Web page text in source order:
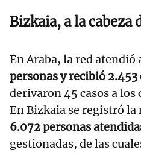
Bizkaia, a la cabeza
En Araba, la red atendió
personas y recibió
derivaron 45 casos a los
En Bizkaia se registró
6.072 personas
gestionadas, de las